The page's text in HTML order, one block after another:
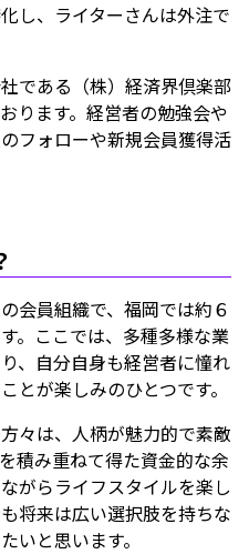
し、ライターさんは外注で
である（株）経済界倶楽部
ります。経営者の勉強会や
フォローや新規会員獲得活
会員組織で、福岡では約６
。ここでは、多種多様な業
、自分自身も経営者に憧れ
とが楽しみのひとつです。
々は、人柄が魅力的で素敵
積み重ねて得た資金的な余
がらライフスタイルを楽し
将来は広い選択肢を持ちな
いと思います。